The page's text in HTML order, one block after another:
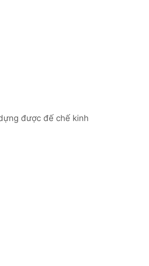
được đế chế kinh